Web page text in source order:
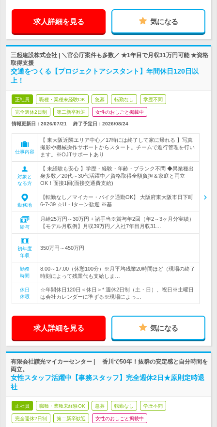
求人詳細を見る 気になる
三起建設株式会社 | ＼官公庁案件も多数／ ★1年目で月収31万円可能 ★資格
取得支援
交通をつくる【プロジェクトアシスタント】年間休日120日以
上！
正社員 職種・業種未経験OK 急募 転勤なし 学歴不問
完全週休2日制 第二新卒歓迎 女性のおしごと掲載中
情報更新日：2026/07/21 終了予定日： 2026/08/24
仕事内容
【 東大阪近隣エリア中心／17時には終了して家に帰れる 】写真
撮影や機械操作サポートからスタート。チームで進行管理を行い
ます。※OJTサポートあり
対象と
なる方
【 未経験も安心 】学歴・経験・年齢・ブランク不問 ◆異業種出
身多数／20代～30代活躍中／資格取得全額負担＆家庭と両立
OK！面接1回(面接交通費支給)
勤務地
【転勤なし／マイカー・バイク通勤OK】 大阪府東大阪市日下町
6-7-39 ☆U・Iターン歓迎 ※基…
給与
月給25万円～30万円 + 諸手当※賞与年2回（年2～3ヶ月分実績）
【モデル月収例】月収39万円／入社7年目月収31…
初年度
年収
350万円～450万円
勤務
時間
8:00～17:00（休憩100分）※月平均残業20時間ほど（現場の終了
時刻によって残業代も支給しま…
休日
休暇
☆年間休日120日＜休日＞* 週休2日制（土・日）、祝日※土曜日
は会社カレンダーに準ずる※現場によっ…
求人詳細を見る 気になる
有限会社讃光マイカーセンター | 香川で50年！抜群の安定感と自分時間を
両立。
女性スタッフ活躍中【事務スタッフ】完全週休2日★原則定時退
社
正社員 職種・業種未経験OK 急募 転勤なし 学歴不問
完全週休2日制 第二新卒歓迎 女性のおしごと掲載中